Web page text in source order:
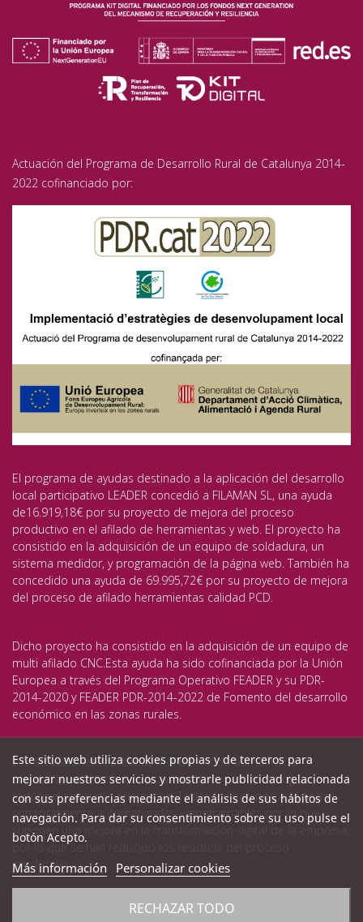
Este sitio web utiliza cookies propias y de terceros para
mejorar nuestros servicios y mostrarle publicidad relacionada
con sus preferencias mediante el análisis de sus hábitos de
navegación. Para dar su consentimiento sobre su uso pulse el
botón Acepto.
Más información Personalizar cookies
RECHAZAR TODO
Actuación del Programa de Desarrollo Rural de Catalunya 2014-
2022 cofinanciado por:
El programa de ayudas destinado a la aplicación del desarrollo
local participativo LEADER concedió a FILAMAN SL, una ayuda
de16.919,18€ por su proyecto de mejora del proceso
productivo en el afilado de herramientas y web. El proyecto ha
consistido en la adquisición de un equipo de soldadura, un
sistema medidor, y programación de la página web. También ha
concedido una ayuda de 69.995,72€ por su proyecto de mejora
del proceso de afilado herramientas calidad PCD.
Dicho proyecto ha consistido en la adquisición de un equipo de
multi afilado CNC.Esta ayuda ha sido cofinanciada por la Unión
Europea a través del Programa Operativo FEADER y su PDR-
2014-2020 y FEADER PDR-2014-2022 de Fomento del desarrollo
económico en las zonas rurales.
Las actuaciones realizadas han permitido aumentar la
capacidad productiva, avanzar en las nuevas tecnologías y
reducir el consumo energético. Todos los equipos adquiridos
son totalmente automatizados y programables por lo que
suponen una mejora en la transformación digital de la empresa,
por lo que se han reducido los residuos del proceso
productivo.